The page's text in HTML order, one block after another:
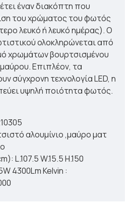
έναν διακόπτη που
του χρώματος του φωτός
λευκό ή λευκό ημέρας). Ο
ολοκληρώνεται από
χρωμάτων βουρτσισμένου
Επιπλέον, τα
σύγχρονη τεχνολογία LED, η
υψηλή ποιότητα φωτός.
αλουμίνιο ,μαύρο ματ
L.107.5 W.15.5 H.150
4300Lm Kelvin :